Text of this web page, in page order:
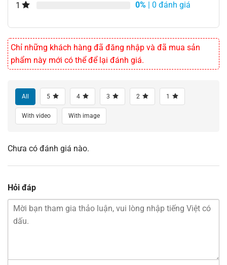
1
0% | 0 đánh giá
Chỉ những khách hàng đã đăng nhập và đã mua sản
phẩm này mới có thể để lại đánh giá.
All 5 4 3 2 1
With video With image
Chưa có đánh giá nào.
Hỏi đáp